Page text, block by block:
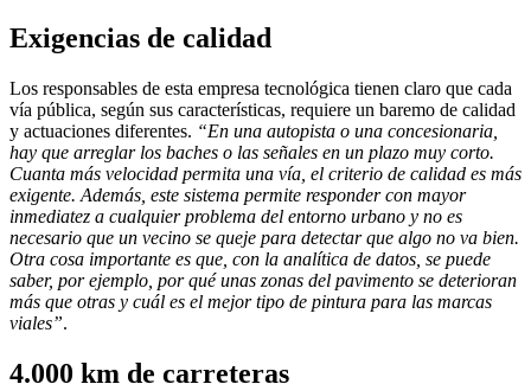
Exigencias de calidad
Los responsables de esta empresa tecnológica tienen claro que cada
vía pública, según sus características, requiere un baremo de calidad
y actuaciones diferentes. “En una autopista o una concesionaria,
hay que arreglar los baches o las señales en un plazo muy corto.
Cuanta más velocidad permita una vía, el criterio de calidad es más
exigente. Además, este sistema permite responder con mayor
inmediatez a cualquier problema del entorno urbano y no es
necesario que un vecino se queje para detectar que algo no va bien.
Otra cosa importante es que, con la analítica de datos, se puede
saber, por ejemplo, por qué unas zonas del pavimento se deterioran
más que otras y cuál es el mejor tipo de pintura para las marcas
viales”.
4.000 km de carreteras